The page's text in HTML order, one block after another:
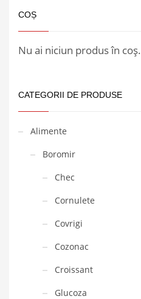
COȘ
Nu ai niciun produs în coș.
CATEGORII DE PRODUSE
Alimente
Boromir
Chec
Cornulete
Covrigi
Cozonac
Croissant
Glucoza